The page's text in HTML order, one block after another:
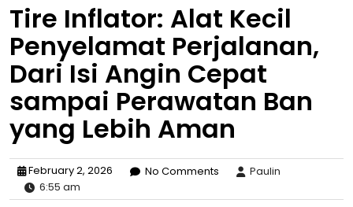
Tire Inflator: Alat Kecil
Penyelamat Perjalanan,
Dari Isi Angin Cepat
sampai Perawatan Ban
yang Lebih Aman
February 2, 2026 No Comments
Paulin
6:55 am